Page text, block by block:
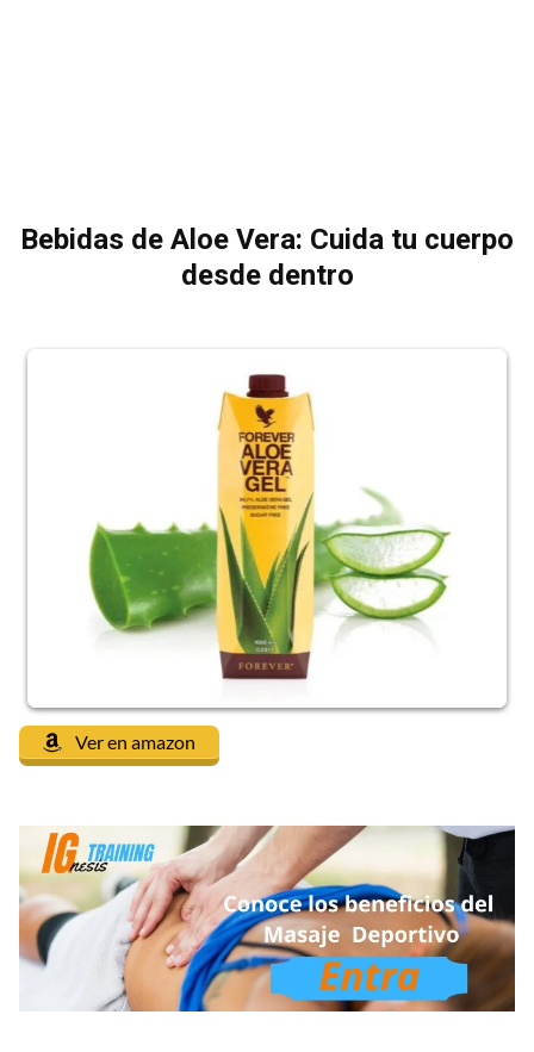
Bebidas de Aloe Vera: Cuida tu cuerpo
desde dentro
Ver en amazon